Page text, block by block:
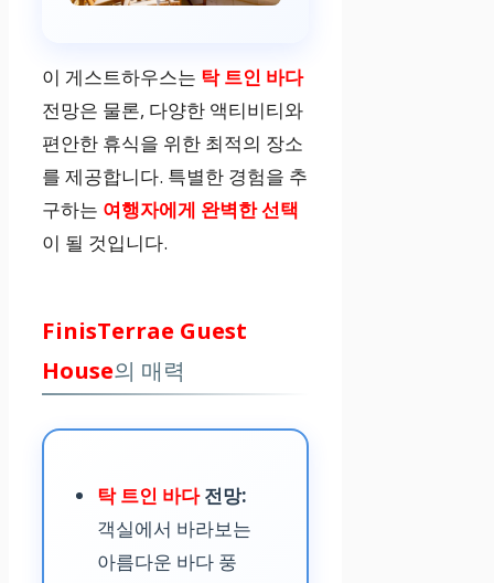
이 게스트하우스는 탁 트인 바다
전망은 물론, 다양한 액티비티와
편안한 휴식을 위한 최적의 장소
를 제공합니다. 특별한 경험을 추
구하는 여행자에게 완벽한 선택
이 될 것입니다.
FinisTerrae Guest
House의 매력
탁 트인 바다전망:
객실에서 바라보는
아름다운 바다 풍